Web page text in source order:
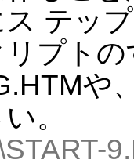
テッ
プト
や
。